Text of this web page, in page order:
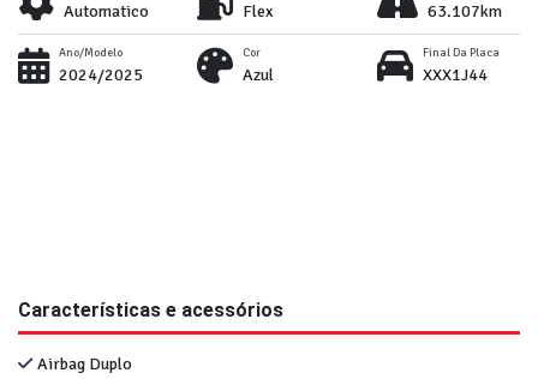
Automatico Flex 63.107km
Ano/Modelo
2024/2025
Cor
Azul
Final Da Placa
XXX1J44
Características e acessórios
Airbag Duplo